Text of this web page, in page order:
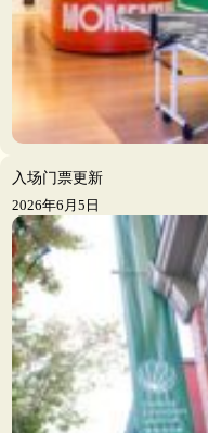
入场门票更新
2026年6月5日